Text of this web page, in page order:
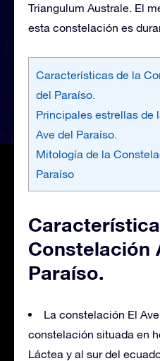
Triangulum Australe. El
esta constelación es
Características de la
del Paraíso.
Principales estrellas de
Ave del Paraíso.
Mitología de la
Paraíso
Constelación
Paraíso.
La constelación El
constelación situada en
Láctea y al sur del